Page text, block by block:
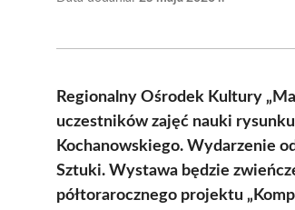
Regionalny Ośrodek Kultury
uczestników zajęć nauki
Kochanowskiego. Wydarzenie
Sztuki. Wystawa będzie
półtorarocznego projektu